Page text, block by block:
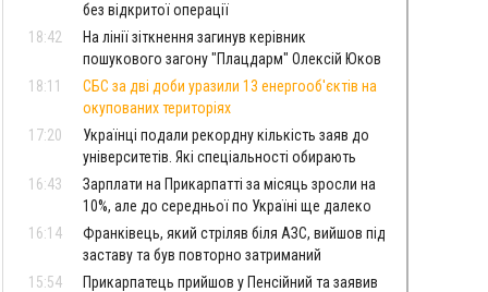
без відкритої операції
18:42
На лінії зіткнення загинув керівник
пошукового загону "Плацдарм" Олексій Юков
18:11
СБС за дві доби уразили 13 енергооб'єктів на
окупованих територіях
17:20
Українці подали рекордну кількість заяв до
університетів. Які спеціальності обирають
16:43
Зарплати на Прикарпатті за місяць зросли на
10%, але до середньої по Україні ще далеко
16:14
Франківець, який стріляв біля АЗС, вийшов під
заставу та був повторно затриманий
15:54
Прикарпатець прийшов у Пенсійний та заявив